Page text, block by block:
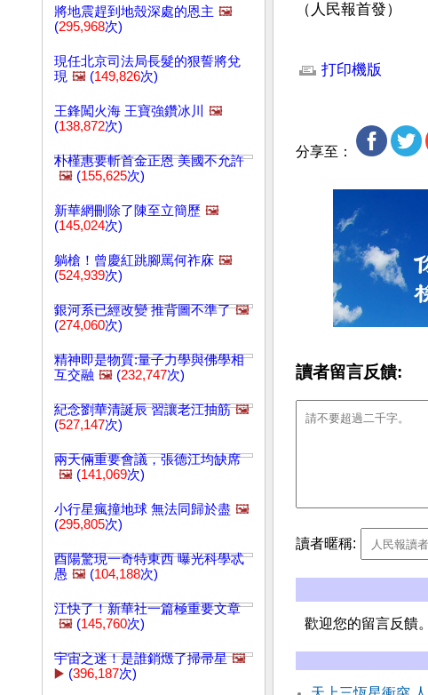
將地震趕到地殼深處的恩主 🖼️
(295,968次)
現任北京司法局長髮的狠誓將兌
現 🖼️ (149,826次)
王鋒闖火海 王寶強鑽冰川
🖼️
(138,872次)
朴槿惠要斬首金正恩 美國不允許
🖼️ (155,625次)
新華網刪除了陳至立簡歷 🖼️
(145,024次)
躺槍！曾慶紅跳腳罵何祚庥 🖼️
(524,939次)
銀河系已經改變 推背圖不準了 🖼️
(274,060次)
精神即是物質:量子力學與佛學相
互交融 🖼️ (232,747次)
紀念劉華清誕辰 習讓老江抽筋 🖼️
(527,147次)
兩天倆重要會議，張德江均缺席
🖼️ (141,069次)
小行星瘋撞地球 無法同歸於盡 🖼️
(295,805次)
酉陽驚現一奇特東西 曝光科學忒
愚 🖼️ (104,188次)
江快了！新華社一篇極重要文章
🖼️ (145,760次)
宇宙之迷！是誰銷燬了掃帚星 🖼️
▶️ (396,187次)
（人民報首發）
打印機版
分享至：
讀者留言反饋:
讀者暱稱:
歡迎您的留言反饋。